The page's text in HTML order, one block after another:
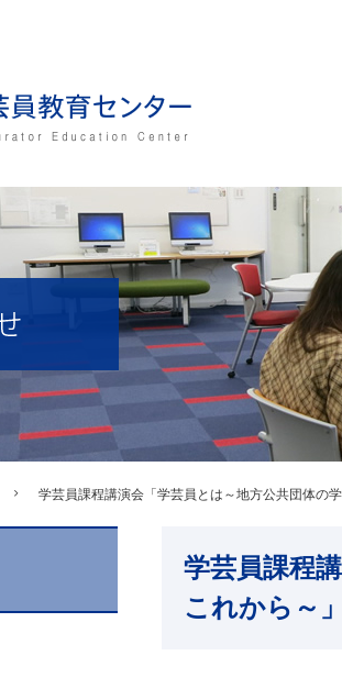
学芸員課程講演会「学芸員とは～地方公共団体の
学芸員課程
これから～